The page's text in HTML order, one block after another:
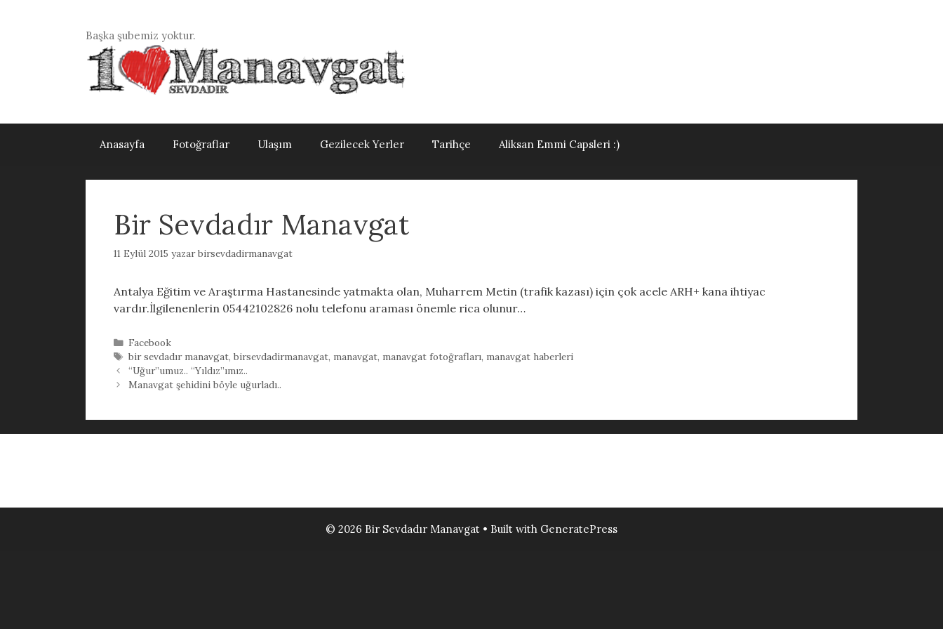
Başka şubemiz yoktur.
Anasayfa Fotoğraflar Ulaşım Gezilecek Yerler Tarihçe Aliksan Emmi Capsleri :)
Bir Sevdadır Manavgat
11 Eylül 2015 yazarbirsevdadirmanavgat
Antalya Eğitim ve Araştırma Hastanesinde yatmakta olan, Muharrem Metin (trafik kazası) için çok acele ARH+ kana ihtiyac
vardır.İlgilenenlerin 05442102826 nolu telefonu araması önemle rica olunur…
Kategoriler
Facebook
Etiketler
bir sevdadır manavgat,birsevdadirmanavgat, manavgat, manavgat fotoğrafları, manavgat haberleri
“Uğur”umuz.. “Yıldız”ımız..
Manavgat şehidini böyle uğurladı..
© 2026 Bir Sevdadır Manavgat • Built with GeneratePress